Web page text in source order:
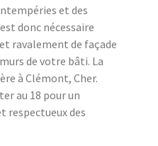
et des
donc nécessaire
ravalement de façade
de votre bâti. La
à Clémont, Cher.
au 18 pour un
respectueux des